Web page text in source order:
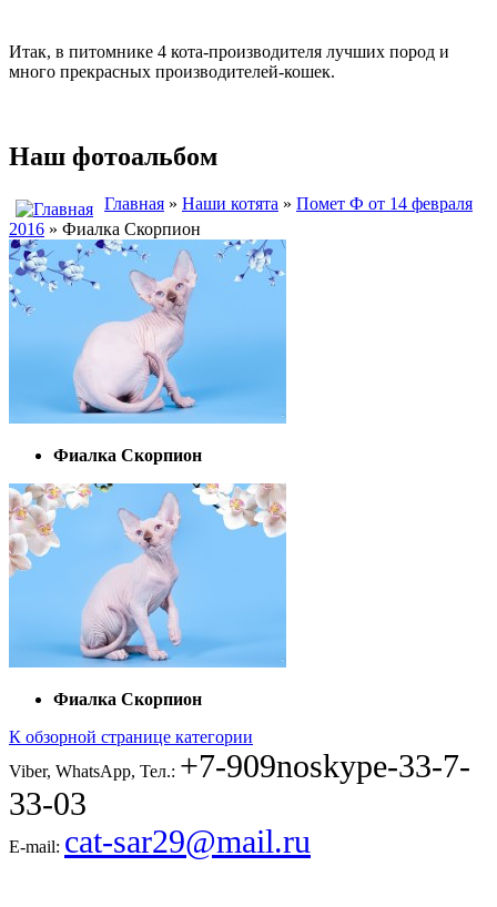
Итак, в питомнике 4 кота-производителя лучших пород и
много прекрасных производителей-кошек.
Наш фотоальбом
Главная » Наши котята » Помет Ф от 14 февраля
2016 » Фиалка Скорпион
Фиалка Скорпион
Фиалка Скорпион
К обзорной странице категории
Viber, WhatsApp, Тел.: +7-909noskype-33-7-
33-03
E-mail: cat-sar29@mail.ru